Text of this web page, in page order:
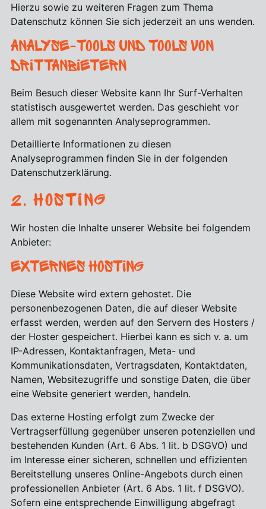
Hierzu sowie zu weiteren Fragen zum Thema
Datenschutz können Sie sich jederzeit an uns wenden.
Analyse-Tools und Tools von
Dritt­anbietern
Beim Besuch dieser Website kann Ihr Surf-Verhalten
statistisch ausgewertet werden. Das geschieht vor
allem mit sogenannten Analyseprogrammen.
Detaillierte Informationen zu diesen
Analyseprogrammen finden Sie in der folgenden
Datenschutzerklärung.
2. Hosting
Wir hosten die Inhalte unserer Website bei folgendem
Anbieter:
Externes Hosting
Diese Website wird extern gehostet. Die
personenbezogenen Daten, die auf dieser Website
erfasst werden, werden auf den Servern des Hosters /
der Hoster gespeichert. Hierbei kann es sich v. a. um
IP-Adressen, Kontaktanfragen, Meta- und
Kommunikationsdaten, Vertragsdaten, Kontaktdaten,
Namen, Websitezugriffe und sonstige Daten, die über
eine Website generiert werden, handeln.
Das externe Hosting erfolgt zum Zwecke der
Vertragserfüllung gegenüber unseren potenziellen und
bestehenden Kunden (Art. 6 Abs. 1 lit. b DSGVO) und
im Interesse einer sicheren, schnellen und effizienten
Bereitstellung unseres Online-Angebots durch einen
professionellen Anbieter (Art. 6 Abs. 1 lit. f DSGVO).
Sofern eine entsprechende Einwilligung abgefragt